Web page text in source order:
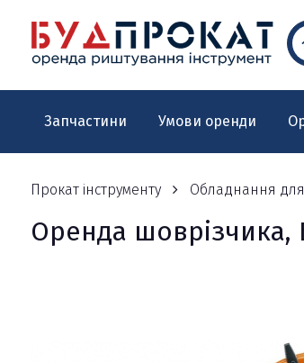
Запчастини Умови оренди
Прокат інструменту Обладнання для
Оренда шоврізчика,